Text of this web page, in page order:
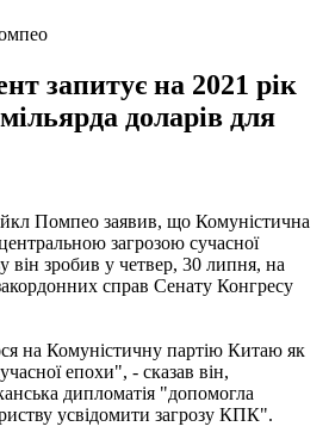
запитує на 2021 рік
доларів для
Помпео заявив, що Комуністична
загрозою сучасної
він зробив у четвер, 30 липня, на
справ Сенату Конгресу
на Комуністичну партію Китаю як
епохи", - сказав він,
дипломатія "допомогла
усвідомити загрозу КПК".